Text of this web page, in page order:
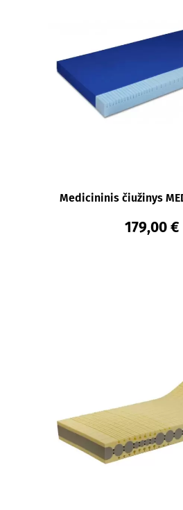
Medicininis čiužinys
179,00 €